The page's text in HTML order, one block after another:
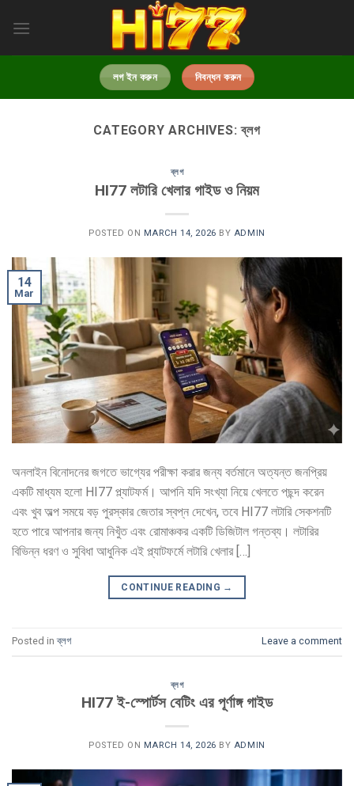
লগ ইন করুন নিবন্ধন করুন
CATEGORY ARCHIVES:ব্লগ
ব্লগ
HI77 লটারি খেলার গাইড ও নিয়ম
POSTED ON MARCH 14, 2026 BY ADMIN
14
Mar
অনলাইন বিনোদনের জগতে ভাগ্যের পরীক্ষা করার জন্য বর্তমানে অত্যন্ত জনপ্রিয়
একটি মাধ্যম হলো HI77 প্ল্যাটফর্ম। আপনি যদি সংখ্যা নিয়ে খেলতে পছন্দ করেন
এবং খুব অল্প সময়ে বড় পুরস্কার জেতার স্বপ্ন দেখেন, তবে HI77 লটারি সেকশনটি
হতে পারে আপনার জন্য নিখুঁত এবং রোমাঞ্চকর একটি ডিজিটাল গন্তব্য। লটারির
বিভিন্ন ধরণ ও সুবিধা আধুনিক এই প্ল্যাটফর্মে লটারি খেলার […]
CONTINUE READING →
Posted inব্লগ Leave a comment
ব্লগ
HI77 ই-স্পোর্টস বেটিং এর পূর্ণাঙ্গ গাইড
POSTED ON MARCH 14, 2026 BY ADMIN